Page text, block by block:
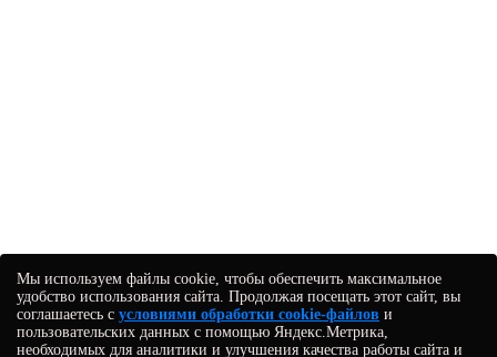
Мы используем файлы cookie, чтобы обеспечить максимальное
удобство использования сайта. Продолжая посещать этот сайт, вы
соглашаетесь с условиями обработки cookie-файлов и
пользовательских данных с помощью Яндекс.Метрика,
необходимых для аналитики и улучшения качества работы сайта и